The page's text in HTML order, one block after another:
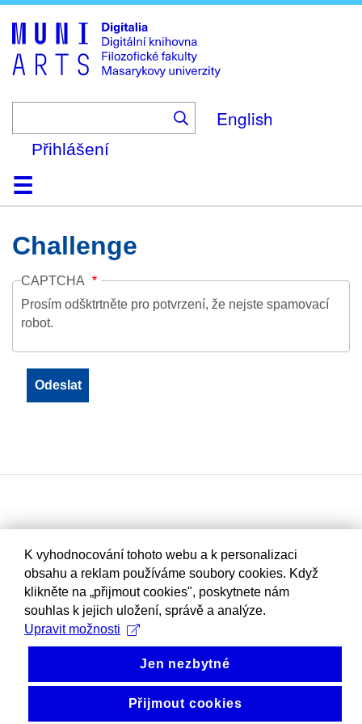
to
main
content
English
Přihlášení
DomůKolekce
Prohlížení
Vyhledávání
O platformě
Nápověda
KontaktDigitalia
Challenge
CAPTCHA
Prosím odšktrtněte pro potvrzení, že nejste spamovací
robot.
K vyhodnocování tohoto webu a k personalizaci
obsahu a reklam používáme soubory cookies. Když
klikněte na „přijmout cookies", poskytnete nám
souhlas k jejich uložení, správě a analýze.
Upravit možnosti
Jen nezbytné
Přijmout cookies